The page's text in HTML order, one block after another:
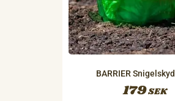
BARRIER
179SEK